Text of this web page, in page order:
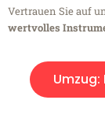
Vertrauen Sie auf
wertvolles
Umzug: